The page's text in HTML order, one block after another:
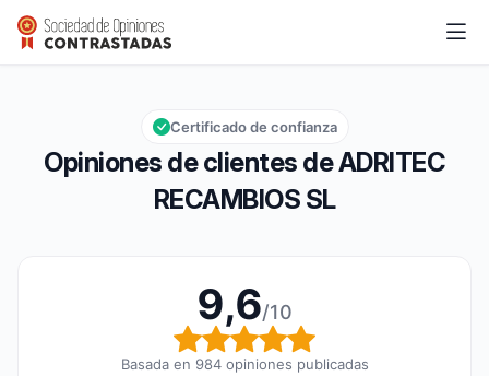
ADRITEC RECAMBIOS SL
Calificación global: 9,6 de 10
9,6/10
Opiniones de clientes de ADRITEC
RECAMBIOS SL
Certificado de confianza
9,6/10
Calificación global: 9,6
Basada en 984 opiniones publicadas